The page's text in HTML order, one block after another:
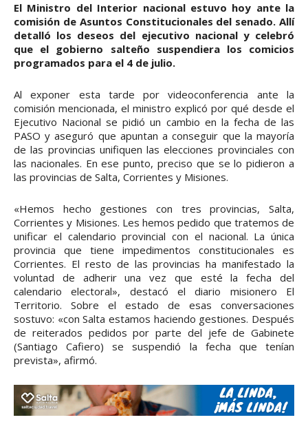
El Ministro del Interior nacional estuvo hoy ante la
comisión de Asuntos Constitucionales del senado. Allí
detalló los deseos del ejecutivo nacional y celebró
que el gobierno salteño suspendiera los comicios
programados para el 4 de julio.
Al exponer esta tarde por videoconferencia ante la
comisión mencionada, el ministro explicó por qué desde el
Ejecutivo Nacional se pidió un cambio en la fecha de las
PASO y aseguró que apuntan a conseguir que la mayoría
de las provincias unifiquen las elecciones provinciales con
las nacionales. En ese punto, preciso que se lo pidieron a
las provincias de Salta, Corrientes y Misiones.
«Hemos hecho gestiones con tres provincias, Salta,
Corrientes y Misiones. Les hemos pedido que tratemos de
unificar el calendario provincial con el nacional. La única
provincia que tiene impedimentos constitucionales es
Corrientes. El resto de las provincias ha manifestado la
voluntad de adherir una vez que esté la fecha del
calendario electoral», destacó el diario misionero El
Territorio. Sobre el estado de esas conversaciones
sostuvo: «con Salta estamos haciendo gestiones. Después
de reiterados pedidos por parte del jefe de Gabinete
(Santiago Cafiero) se suspendió la fecha que tenían
prevista», afirmó.